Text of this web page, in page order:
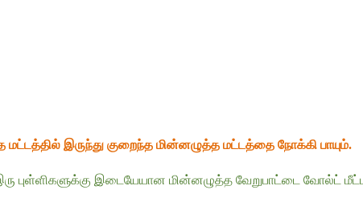
இருந்து குறைந்த மின்னழுத்த மட்டத்தை நோக்கி பாயும்.
புள்ளிகளுக்கு இடையேயான மின்னழுத்த வேறுபாட்டை வோல்ட்